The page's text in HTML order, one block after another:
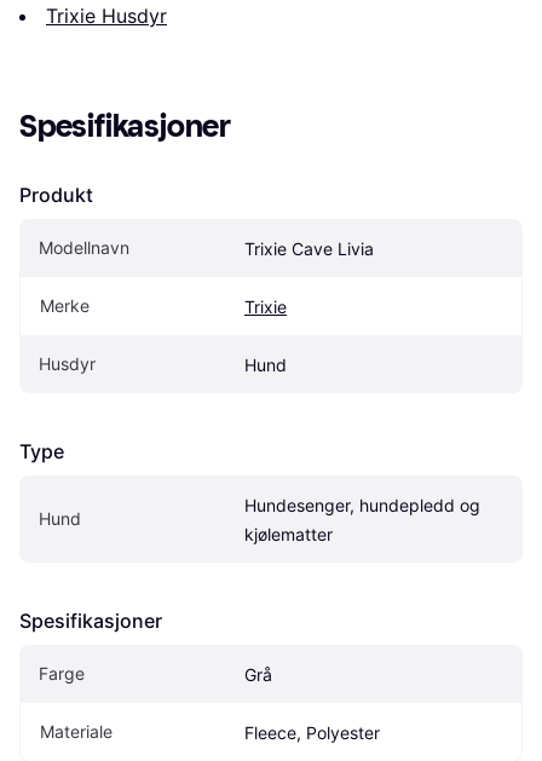
Trixie Husdyr
Spesifikasjoner
Produkt
Modellnavn Trixie Cave Livia
Merke Trixie
Husdyr Hund
Type
Hund
Hundesenger, hundepledd og
kjølematter
Spesifikasjoner
Farge Grå
Materiale Fleece, Polyester